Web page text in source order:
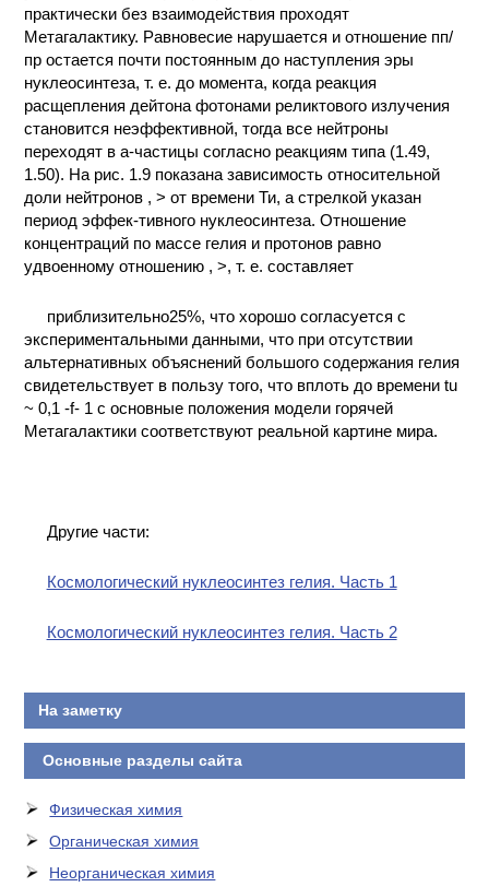
практически без взаимодействия проходят
Метагалактику. Равновесие нарушается и отношение пп/
пр остается почти постоянным до наступления эры
нуклеосинтеза, т. е. до момента, когда реакция
расщепления дейтона фотонами реликтового излучения
становится неэффективной, тогда все нейтроны
переходят в а-частицы согласно реакциям типа (1.49,
1.50). На рис. 1.9 показана зависимость относительной
доли нейтронов , > от времени Ти, а стрелкой указан
период эффек-тивного нуклеосинтеза. Отношение
концентраций по массе гелия и протонов равно
удвоенному отношению , >, т. е. составляет
приблизительно25%, что хорошо согласуется с
экспериментальными данными, что при отсутствии
альтернативных объяснений большого содержания гелия
свидетельствует в пользу того, что вплоть до времени tu
~ 0,1 -f- 1 с основные положения модели горячей
Метагалактики соответствуют реальной картине мира.
Другие части:
Космологический нуклеосинтез гелия. Часть 1
Космологический нуклеосинтез гелия. Часть 2
На заметку
Основные разделы сайта
Физическая химия
Органическая химия
Неорганическая химия